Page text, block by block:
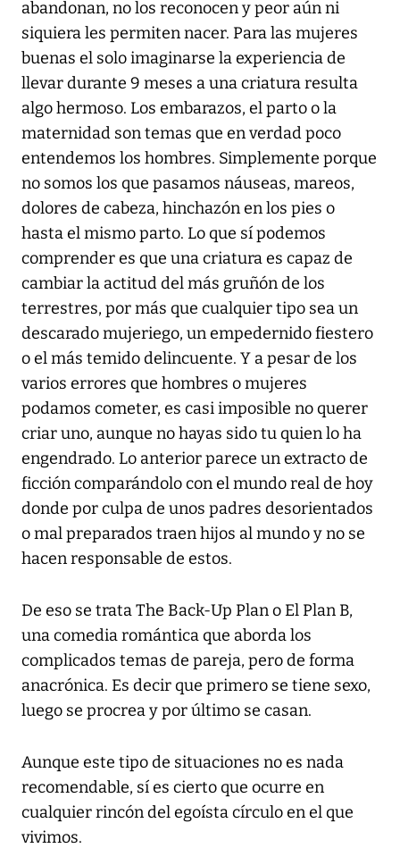
abandonan, no los reconocen y peor aún ni
siquiera les permiten nacer. Para las mujeres
buenas el solo imaginarse la experiencia de
llevar durante 9 meses a una criatura resulta
algo hermoso. Los embarazos, el parto o la
maternidad son temas que en verdad poco
entendemos los hombres. Simplemente porque
no somos los que pasamos náuseas, mareos,
dolores de cabeza, hinchazón en los pies o
hasta el mismo parto. Lo que sí podemos
comprender es que una criatura es capaz de
cambiar la actitud del más gruñón de los
terrestres, por más que cualquier tipo sea un
descarado mujeriego, un empedernido fiestero
o el más temido delincuente. Y a pesar de los
varios errores que hombres o mujeres
podamos cometer, es casi imposible no querer
criar uno, aunque no hayas sido tu quien lo ha
engendrado. Lo anterior parece un extracto de
ficción comparándolo con el mundo real de hoy
donde por culpa de unos padres desorientados
o mal preparados traen hijos al mundo y no se
hacen responsable de estos.
De eso se trata The Back-Up Plan o El Plan B,
una comedia romántica que aborda los
complicados temas de pareja, pero de forma
anacrónica. Es decir que primero se tiene sexo,
luego se procrea y por último se casan.
Aunque este tipo de situaciones no es nada
recomendable, sí es cierto que ocurre en
cualquier rincón del egoísta círculo en el que
vivimos.